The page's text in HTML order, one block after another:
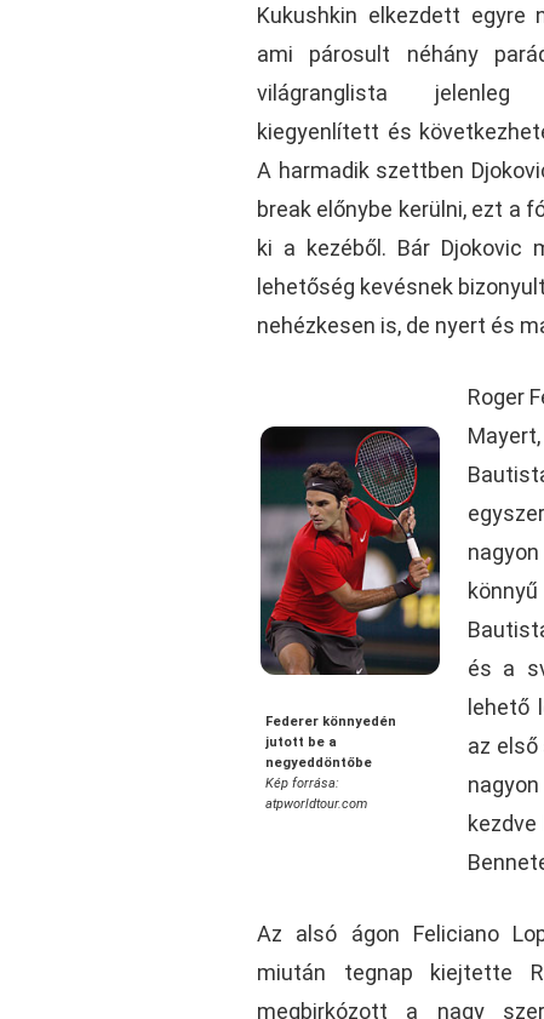
Kukushkin elkezdett egyre
ami párosult néhány
világranglista
kiegyenlített és
A harmadik szettben
break előnybe kerülni, ezt a
ki a kezéből. Bár Djokovic
lehetőség kevésnek
nehézkesen is, de nyert és
Federer könnyedén
jutott be a
negyeddöntőbe
Kép forrása:
atpworldtour.com
Roger
és a
lehető
az
Az alsó ágon Feliciano
miután tegnap kiejtette
megbirkózott a nagy